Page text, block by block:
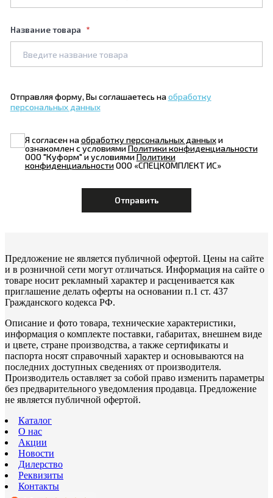
Название товара
Отправляя форму, Вы соглашаетесь наобработку
персональных данных
Я согласен наобработку персональных данныхи
ознакомлен с условиямиПолитики конфиденциальности
ООО "Куформ" и условиямиПолитики
конфиденциальностиООО «СПЕЦКОМПЛЕКТ ИС»
Предложение не является публичной офертой. Цены на сайте
и в розничной сети могут отличаться. Информация на сайте о
товаре носит рекламный характер и расценивается как
приглашение делать оферты на основании п.1 ст. 437
Гражданского кодекса РФ.
Описание и фото товара, технические характеристики,
информация о комплекте поставки, габаритах, внешнем виде
и цвете, стране производства, а также сертификаты и
паспорта носят справочный характер и основываются на
последних доступных сведениях от производителя.
Производитель оставляет за собой право изменить параметры
без предварительного уведомления продавца. Предложение
не является публичной офертой.
Каталог
О нас
Акции
Новости
Дилерство
Реквизиты
Контакты